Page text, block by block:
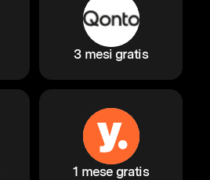
3 mesi gratis
1 mese gratis